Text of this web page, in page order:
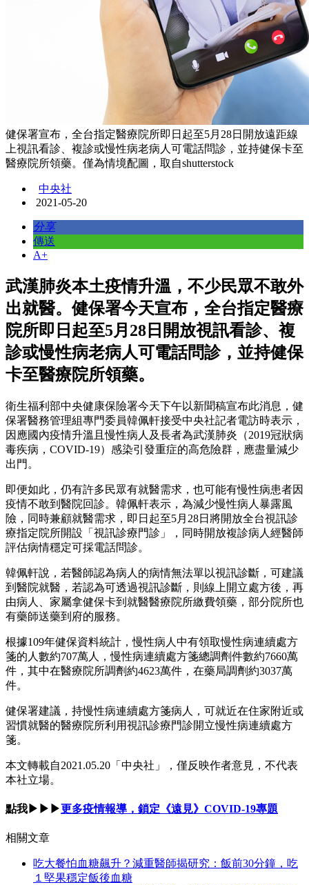
健保署宣布，全台指定醫療院所即日起至5月28日開放遠距線
上視訊看診、複診或慢性病老病人可電話問診，並持健保卡至
醫療院所領藥。僅為情境配圖，取自shutterstock
中央社
2021-05-20
分享
傳送
A+
武漢肺炎本土疫情升溫，不少民眾不敢外
出就醫。健保署今天宣布，全台指定醫療
院所即日起至5月28日開放視訊看診、複
診或慢性病老病人可電話問診，並持健保
卡至醫療院所領藥。
衛生福利部中央健康保險署今天下午以新聞稿宣布此消息，健
保署醫務管理組專門委員韓佩軒接受中央社記者電訪時表示，
因應國內疫情升溫且慢性病人及長者為武漢肺炎（2019冠狀病
毒疾病，COVID-19）感染引發重症的高危險群，應盡量減少
出門。
即便如此，仍有許多民眾有就醫需求，也可能有慢性病患者因
疫情不敢到醫院回診。韓佩軒表示，為減少慢性病人暴露風
險，同時兼顧就醫需求，即日起至5月28日將開放全台視訊診
療指定院所開設「視訊診療門診」，同時開放複診病人經醫師
評估病情穩定可採電話問診。
韓佩軒說，若醫師認為病人的病情無法單以視訊診斷，可建議
到醫院就醫，若認為可透過視訊診斷，則線上開立處方後，再
由病人、家屬拿健保卡到就醫醫療院所繳費領藥，部分院所也
有藥師送藥到府的服務。
根據109年健保資料統計，慢性病人中有領取慢性病連續處方
箋的人數約707萬人，慢性病連續處方箋總調劑件數約7660萬
件，其中在醫療院所調劑約4623萬件，在藥局調劑約3037萬
件。
健保署建議，持慢性病連續處方箋病人，可就近在住家附近或
習慣就醫的醫療院所利用視訊診療門診開立慢性病連續處方
箋。
本文轉載自2021.05.20 「中央社」
，僅反映作者意見，不代表
本社立場。
點我▶▶▶更多疫情報導，鎖定《遠見》COVID-19專題
相關文章
吃大餐怕血糖飆升？減重醫師揭研究：飯前30分鐘，吃
１堅果穩定飯後血糖